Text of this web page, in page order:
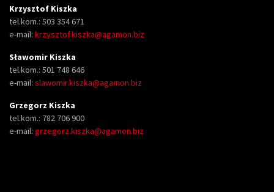
Krzysztof Kiszka
tel.kom.: 503 354 671
e-mail: krzysztof.kiszka@agamon.biz
Sławomir Kiszka
tel.kom.: 501 748 646
e-mail: slawomir.kiszka@agamon.biz
Grzegorz Kiszka
tel.kom.: 782 706 900
e-mail: grzegorz.kiszka@agamon.biz